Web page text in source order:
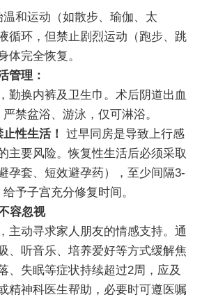
和运动（如散步、瑜伽、太
循环，但禁止剧烈运动（跑步、跳
体完全恢复。
管理：
勤换内裤及卫生巾。术后阴道出血
禁盆浴、游泳，仅可淋浴。
性生活！
过早同房是导致上行感
主要风险。恢复性生活后必须采取
孕套、短效避孕药），至少间隔3-
予子宫充分修复时间。
容忽视
主动寻求家人朋友的情感支持。通
、听音乐、培养爱好等方式缓解焦
、失眠等症状持续超过2周，应及
精神科医生帮助，必要时可遵医嘱